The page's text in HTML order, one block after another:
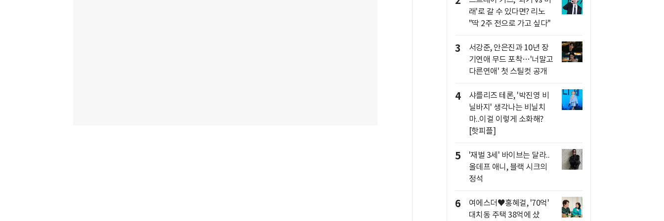
래'로 갈 수 있다면? 리노
"딱 2주 전으로 가고 싶다"
3
서강준, 안은진과 10년 장
기연애 무드 포착…'너말고
다른연애' 첫 스틸컷 공개
4
샤를리즈 테론, '박진영 비
닐바지' 생각나는 비닐치
마..이걸 이렇게 소화해?
[핫피플]
5
'재벌 3세' 바이브는 달라..
올데프 애니, 블랙 시크의
정석
6
여에스더♥홍혜걸, '70억'
대치동 주택 38억에 샀